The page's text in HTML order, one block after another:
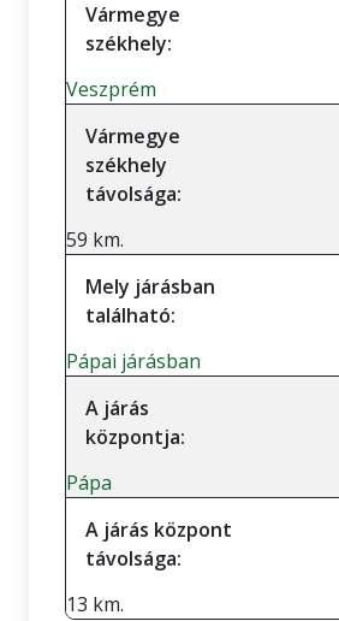
Vármegye
székhely:
Veszprém
Vármegye
székhely
távolsága:
59 km.
Mely járásban
található:
Pápai járásban
A járás
központja:
Pápa
A járás központ
távolsága:
13 km.